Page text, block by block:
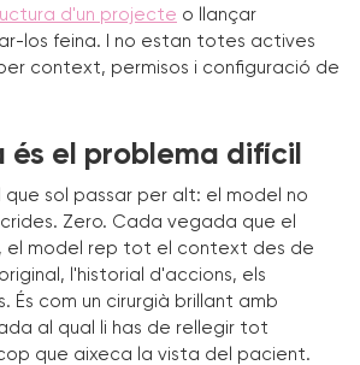
d'un projecte o llançar
los feina. I no estan totes actives
context, permisos i configuració de
és el problema difícil
que sol passar per alt: el model no
Zero. Cada vegada que el
el model rep tot el context des de
l'historial d'accions, els
És com un cirurgià brillant amb
al qual li has de rellegir tot
que aixeca la vista del pacient.